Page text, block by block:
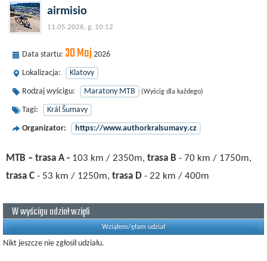
airmisio
11.05.2026, g. 10:12
Data startu: 30 Maj 2026
Lokalizacja: Klatovy
Rodzaj wyścigu: Maratony MTB (Wyścig dla każdego)
Tagi: Král Šumavy
Organizator: https://www.authorkralsumavy.cz
MTB – trasa A - 103 km / 2350m, trasa B - 70 km / 1750m,
trasa C - 53 km / 1250m, trasa D - 22 km / 400m
W wyścigu udział wzięli
Wziąłem/ęłam udział
Nikt jeszcze nie zgłosił udziału.